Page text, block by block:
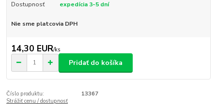
Dostupnosť expedícia 3-5 dní
Nie sme platcovia DPH
14,30 EUR/ks
Pridať do košíka
Číslo produktu:
13367
Strážiť cenu / dostupnosť